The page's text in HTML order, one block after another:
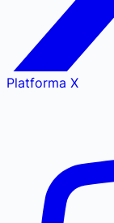
Platforma X